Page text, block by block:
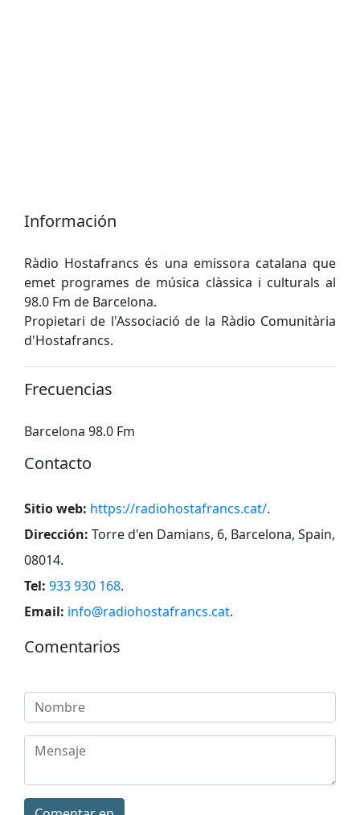
Información
Ràdio Hostafrancs és una emissora catalana que
emet programes de música clàssica i culturals al
98.0 Fm de Barcelona.
Propietari de l'Associació de la Ràdio Comunitària
d'Hostafrancs.
Frecuencias
Barcelona 98.0 Fm
Contacto
Sitio web: https://radiohostafrancs.cat/.
Dirección: Torre d'en Damians, 6, Barcelona, Spain,
08014.
Tel: 933 930 168.
Email: info@radiohostafrancs.cat.
Comentarios